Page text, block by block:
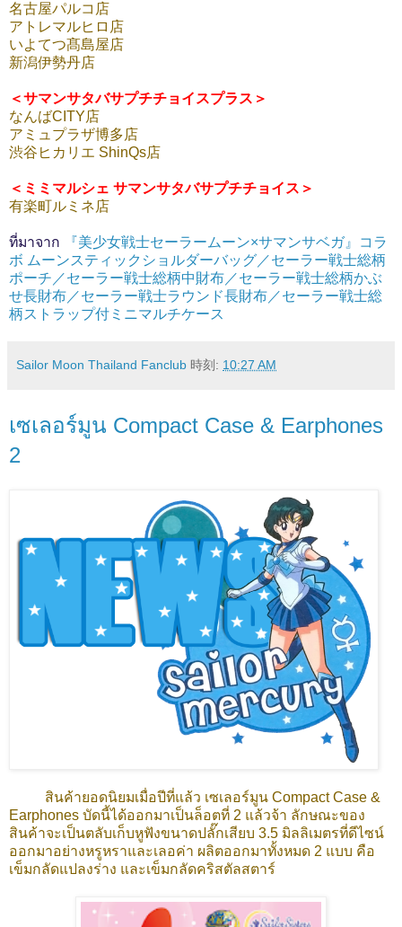
名古屋パルコ店
アトレマルヒロ店
いよてつ髙島屋店
新潟伊勢丹店
＜サマンサタバサプチチョイスプラス＞
なんばCITY店
アミュプラザ博多店
渋谷ヒカリエ ShinQs店
＜ミミマルシェ サマンサタバサプチチョイス＞
有楽町ルミネ店
ที่มาจาก
『美少女戦士セーラームーン×サマンサベガ』コラ
ボ ムーンスティックショルダーバッグ／セーラー戦士総柄
ポーチ／セーラー戦士総柄中財布／セーラー戦士総柄かぶ
せ長財布／セーラー戦士ラウンド長財布／セーラー戦士総
柄ストラップ付ミニマルチケース
Sailor Moon Thailand Fanclub 時刻: 10:27 AM
เซเลอร์มูน Compact Case & Earphones
2
สินค้ายอดนิยมเมื่อปีที่แล้ว เซเลอร์มูน Compact Case &
Earphones บัดนี้ได้ออกมาเป็นล็อตที่ 2 แล้วจ้า ลักษณะของ
สินค้าจะเป็นตลับเก็บหูฟังขนาดปลั๊กเสียบ 3.5 มิลลิเมตรที่ดีไซน์
ออกมาอย่างหรูหราและเลอค่า ผลิตออกมาทั้งหมด 2 แบบ คือ
เข็มกลัดแปลงร่าง และเข็มกลัดคริสตัลสตาร์